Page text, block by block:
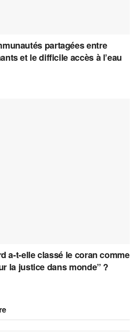
partagées entre
et le difficile accès à l’eau
a-t-elle classé le coran comme
la justice dans monde” ?